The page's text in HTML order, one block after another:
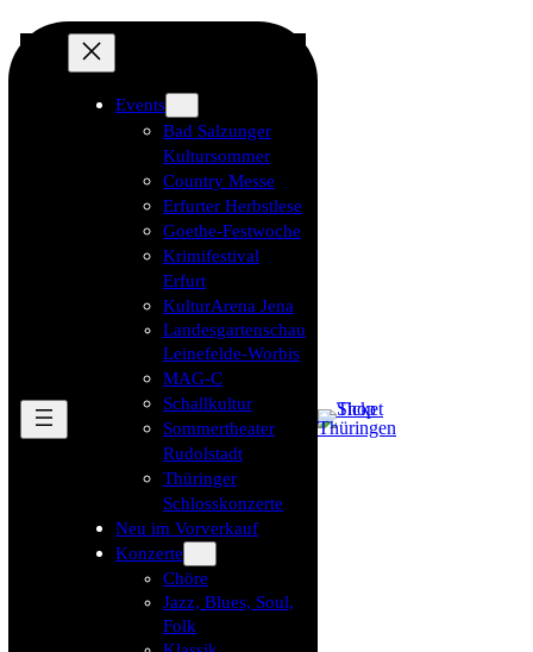
Events
Bad Salzunger
Kultursommer
Country Messe
Erfurter Herbstlese
Goethe-Festwoche
Krimifestival
Erfurt
KulturArena Jena
Landesgartenschau
Leinefelde-Worbis
MAG-C
Schallkultur
Sommertheater
Rudolstadt
Thüringer
Schlosskonzerte
Neu im Vorverkauf
Konzerte
Chöre
Jazz, Blues, Soul,
Folk